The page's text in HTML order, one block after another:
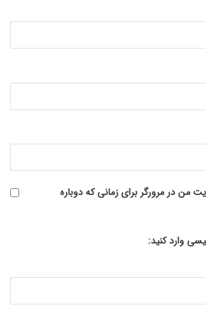
من در مرورگر برای زمانی که دوباره
وارد کنید: